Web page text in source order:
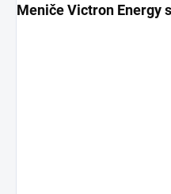
Meniče Victron Energy